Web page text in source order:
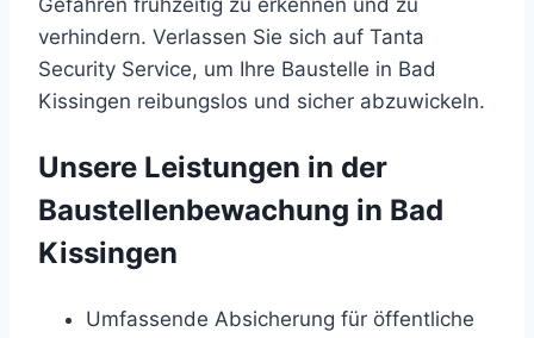
Gefahren frühzeitig zu erkennen und zu
verhindern. Verlassen Sie sich auf Tanta
Security Service, um Ihre Baustelle in Bad
Kissingen reibungslos und sicher abzuwickeln.
Unsere Leistungen in der
Baustellenbewachung in Bad
Kissingen
Umfassende Absicherung für öffentliche